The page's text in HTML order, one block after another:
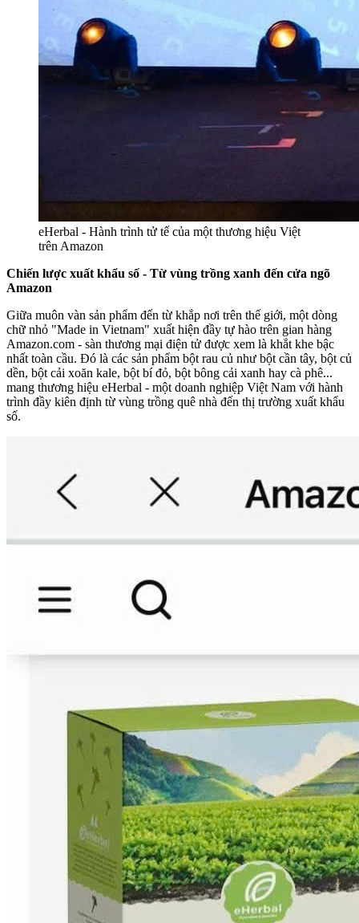
eHerbal - Hành trình tử tế của một thương hiệu Việt
trên Amazon
Chiến lược xuất khẩu số - Từ vùng trồng xanh đến cửa ngõ
Amazon
Giữa muôn vàn sản phẩm đến từ khắp nơi trên thế giới, một dòng
chữ nhỏ "Made in Vietnam" xuất hiện đầy tự hào trên gian hàng
Amazon.com - sàn thương mại điện tử được xem là khắt khe bậc
nhất toàn cầu. Đó là các sản phẩm bột rau củ như bột cần tây, bột củ
dền, bột cải xoăn kale, bột bí đỏ, bột bông cải xanh hay cà phê...
mang thương hiệu eHerbal - một doanh nghiệp Việt Nam với hành
trình đầy kiên định từ vùng trồng quê nhà đến thị trường xuất khẩu
số.